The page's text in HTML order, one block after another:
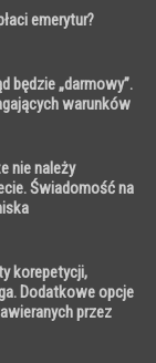
emerytur?
będzie „darmowy”.
warunków
nie należy
Świadomość na
korepetycji,
Dodatkowe opcje
przez